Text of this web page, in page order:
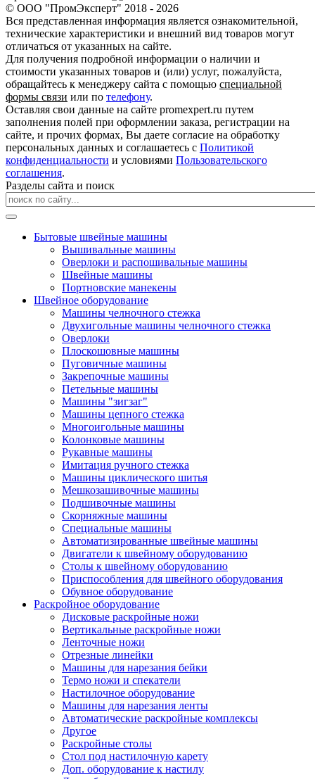
© ООО "ПромЭксперт" 2018 - 2026
Вся представленная информация является ознакомительной,
технические характеристики и внешний вид товаров могут
отличаться от указанных на сайте.
Для получения подробной информации о наличии и
стоимости указанных товаров и (или) услуг, пожалуйста,
обращайтесь к менеджеру сайта с помощью специальной
формы связи или по телефону.
Оставляя свои данные на сайте promexpert.ru путем
заполнения полей при оформлении заказа, регистрации на
сайте, и прочих формах, Вы даете согласие на обработку
персональных данных и соглашаетесь с Политикой
конфиденциальности и условиями Пользовательского
соглашения.
Разделы сайта и поиск
Бытовые швейные машины
Вышивальные машины
Оверлоки и распошивальные машины
Швейные машины
Портновские манекены
Швейное оборудование
Машины челночного стежка
Двухигольные машины челночного стежка
Оверлоки
Плоскошовные машины
Пуговичные машины
Закрепочные машины
Петельные машины
Машины "зигзаг"
Машины цепного стежка
Многоигольные машины
Колонковые машины
Рукавные машины
Имитация ручного стежка
Машины циклического шитья
Мешкозашивочные машины
Подшивочные машины
Скорняжные машины
Специальные машины
Автоматизированные швейные машины
Двигатели к швейному оборудованию
Столы к швейному оборудованию
Приспособления для швейного оборудования
Обувное оборудование
Раскройное оборудование
Дисковые раскройные ножи
Вертикальные раскройные ножи
Ленточные ножи
Отрезные линейки
Машины для нарезания бейки
Термо ножи и спекатели
Настилочное оборудование
Машины для нарезания ленты
Автоматические раскройные комплексы
Другое
Раскройные столы
Стол под настилочную карету
Доп. оборудование к настилу